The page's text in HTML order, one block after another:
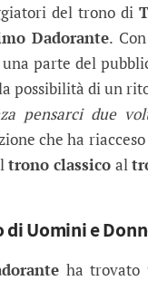
del trono di
Dadorante.
parte del
possibilità di un
pensarci due
che ha
trono classico al
di Uomini e
ha trovato